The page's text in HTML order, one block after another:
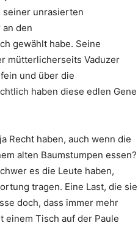
seiner unrasierten
den
gewählt habe. Seine
mütterlicherseits Vaduzer
und über die
haben diese edlen Gene
Recht haben, auch wenn die
alten Baumstumpen essen?
es die Leute haben,
tragen. Eine Last, die sie
doch, dass immer mehr
einem Tisch auf der Paule